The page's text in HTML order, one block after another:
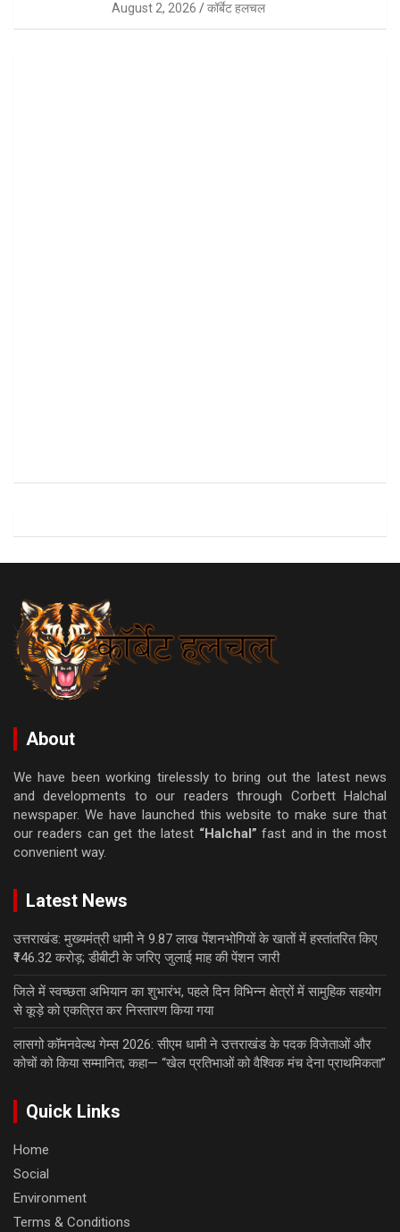
August 2, 2026 कॉर्बेट हलचल
About
We have been working tirelessly to bring out the latest news
and developments to our readers through Corbett Halchal
newspaper. We have launched this website to make sure that
our readers can get the latest “Halchal” fast and in the most
convenient way.
Latest News
उत्तराखंड: मुख्यमंत्री धामी ने 9.87 लाख पेंशनभोगियों के खातों में हस्तांतरित किए
₹146.32 करोड़; डीबीटी के जरिए जुलाई माह की पेंशन जारी
जिले में स्वच्छता अभियान का शुभारंभ, पहले दिन विभिन्न क्षेत्रों में सामुहिक सहयोग
से कूड़े को एकत्रित कर निस्तारण किया गया
लासगो कॉमनवेल्थ गेम्स 2026: सीएम धामी ने उत्तराखंड के पदक विजेताओं और
कोचों को किया सम्मानित; कहा— “खेल प्रतिभाओं को वैश्विक मंच देना प्राथमिकता”
Quick Links
Home
Social
Environment
Terms & Conditions